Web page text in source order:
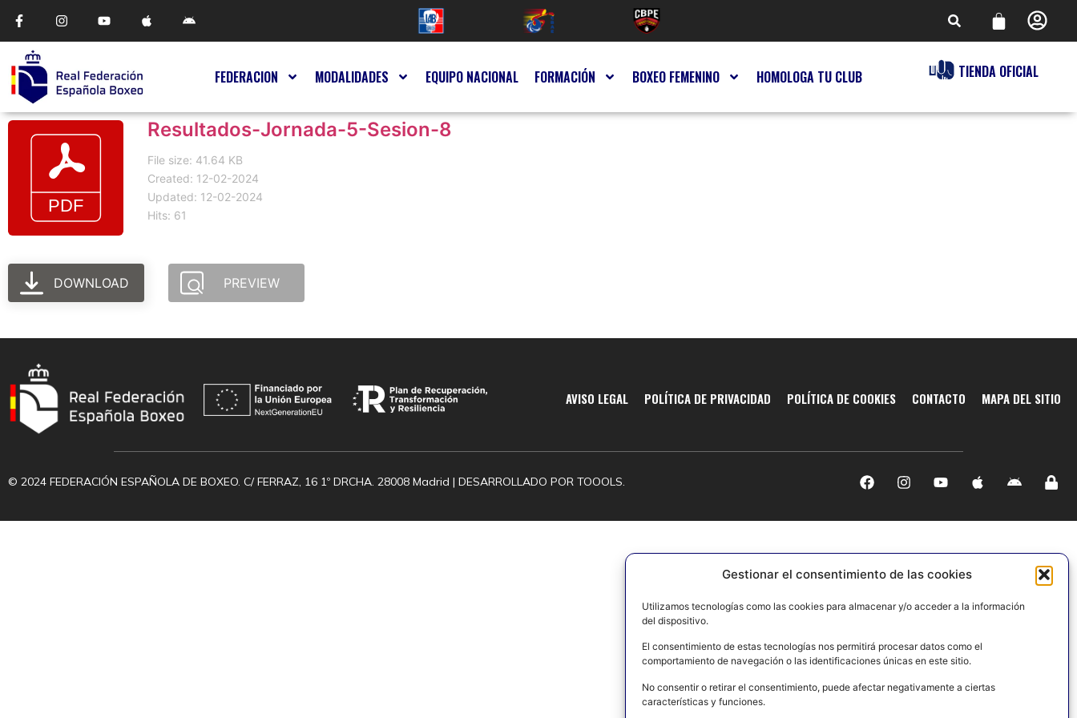
Gestionar el consentimiento de las cookies
Utilizamos tecnologías como las cookies para almacenar y/o acceder a la información
del dispositivo.
El consentimiento de estas tecnologías nos permitirá procesar datos como el
comportamiento de navegación o las identificaciones únicas en este sitio.
No consentir o retirar el consentimiento, puede afectar negativamente a ciertas
características y funciones.
FEDERACION MODALIDADES EQUIPO NACIONAL FORMACIÓN BOXEO FEMENINO HOMOLOGA TU CLUB TIENDA OFICIAL
Resultados-Jornada-5-Sesion-8
File size: 41.64 KB
Created: 12-02-2024
Updated: 12-02-2024
Hits: 61
DOWNLOAD PREVIEW
AVISO LEGAL POLÍTICA DE PRIVACIDAD POLÍTICA DE COOKIES CONTACTO MAPA DEL SITIO
© 2024 FEDERACIÓN ESPAÑOLA DE BOXEO. C/ FERRAZ, 16 1º DRCHA. 28008 Madrid | DESARROLLADO POR TOOOLS.